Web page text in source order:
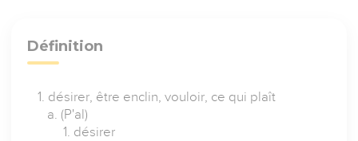
Définition
désirer, être enclin, vouloir, ce qui plaît
(P'al)
désirer